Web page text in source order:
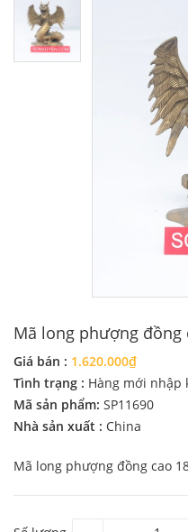
Mã long phượng đồng
Giá bán : 1.620.000₫
Tình trạng : Hàng mới nhập
Mã sản phẩm: SP11690
Nhà sản xuất : China
Mã long phượng đồng cao